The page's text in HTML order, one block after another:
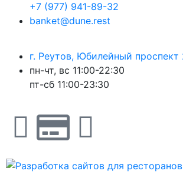
+7 (977) 941-89-32
banket@dune.rest
г. Реутов, Юбилейный проспект
пн-чт, вс 11:00-22:30
пт-сб 11:00-23:30